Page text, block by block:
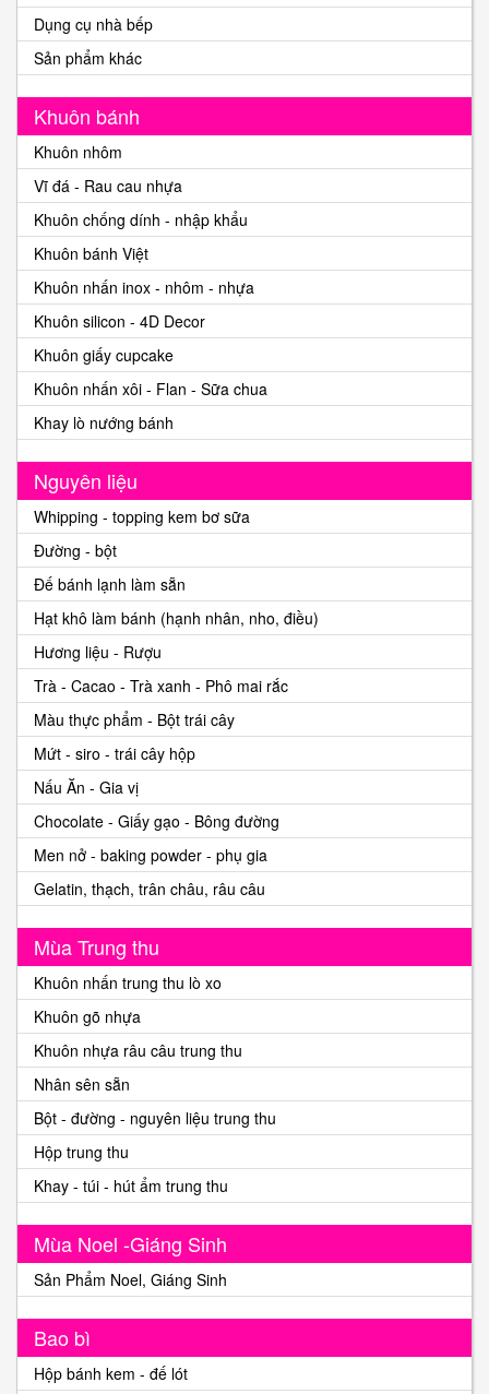
Dụng cụ nhà bếp
Sản phẩm khác
Khuôn bánh
Khuôn nhôm
Vĩ đá - Rau cau nhựa
Khuôn chống dính - nhập khẩu
Khuôn bánh Việt
Khuôn nhấn inox - nhôm - nhựa
Khuôn silicon - 4D Decor
Khuôn giấy cupcake
Khuôn nhấn xôi - Flan - Sữa chua
Khay lò nướng bánh
Nguyên liệu
Whipping - topping kem bơ sữa
Đường - bột
Đế bánh lạnh làm sẵn
Hạt khô làm bánh (hạnh nhân, nho, điều)
Hương liệu - Rượu
Trà - Cacao - Trà xanh - Phô mai rắc
Màu thực phẩm - Bột trái cây
Mứt - siro - trái cây hộp
Nấu Ăn - Gia vị
Chocolate - Giấy gạo - Bông đường
Men nở - baking powder - phụ gia
Gelatin, thạch, trân châu, râu câu
Mùa Trung thu
Khuôn nhấn trung thu lò xo
Khuôn gõ nhựa
Khuôn nhựa râu câu trung thu
Nhân sên sẵn
Bột - đường - nguyên liệu trung thu
Hộp trung thu
Khay - túi - hút ẩm trung thu
Mùa Noel -Giáng Sinh
Sản Phẩm Noel, Giáng Sinh
Bao bì
Hộp bánh kem - đế lót